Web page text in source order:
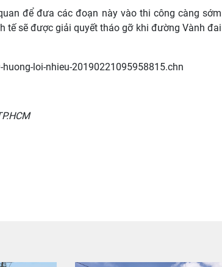
để đưa các đoạn này vào thi công càng sớm
tế sẽ được giải quyết tháo gỡ khi đường Vành đai
loi-nhieu-20190221095958815.chn